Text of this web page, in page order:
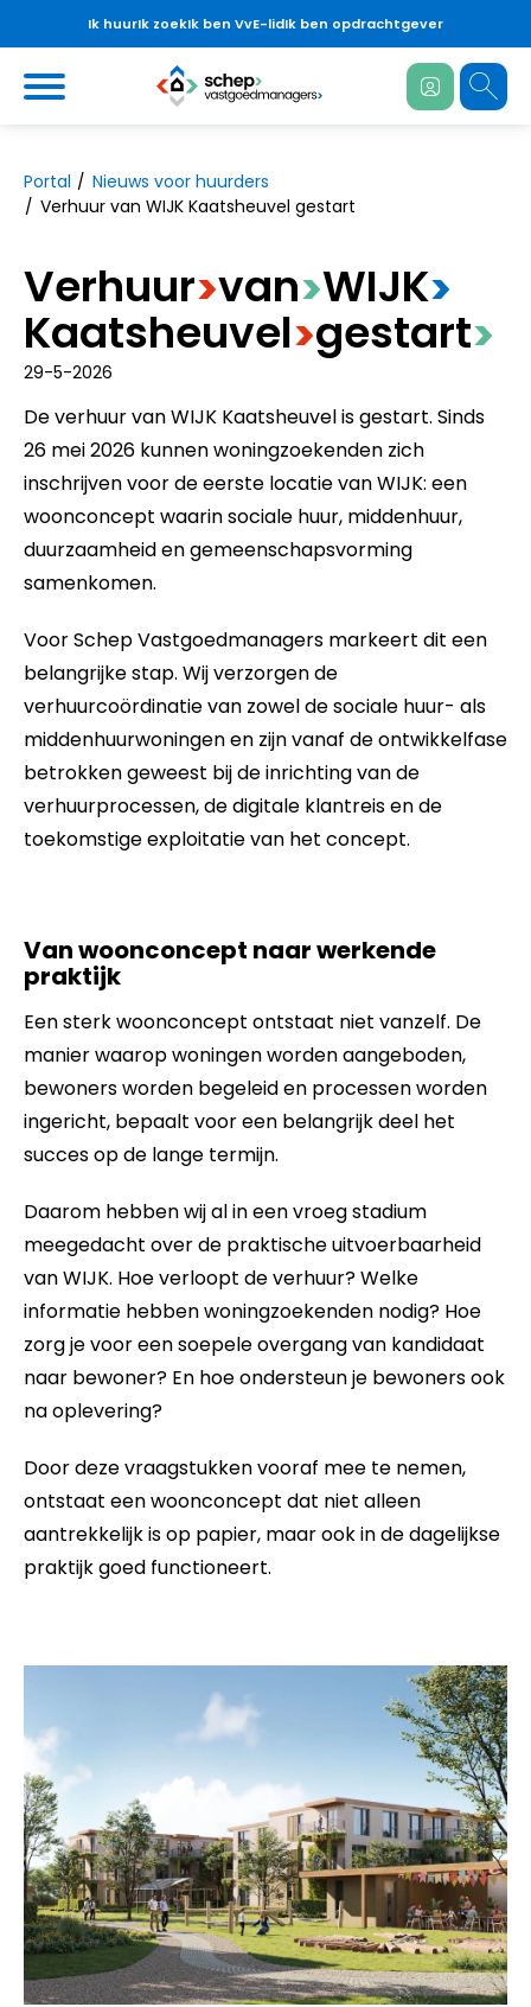
Naar hoofdinhoud
Naar hoofdnavigatiemenu
Naar zoeken
https://
Ga naar Hoofd
Ik huurIk zoekIk ben VvE-lidIk ben opdrachtgever
Portal
Nieuws voor huurders
Verhuur van WIJK Kaatsheuvel gestart
Verhuur>​van>​WIJK>
Kaatsheuvel>​gestart>
29-5-2026
De verhuur van WIJK Kaatsheuvel is gestart. Sinds
26 mei 2026 kunnen woningzoekenden zich
inschrijven voor de eerste locatie van WIJK: een
woonconcept waarin sociale huur, middenhuur,
duurzaamheid en gemeenschapsvorming
samenkomen.
Voor Schep Vastgoedmanagers markeert dit een
belangrijke stap. Wij verzorgen de
verhuurcoördinatie van zowel de sociale huur- als
middenhuurwoningen en zijn vanaf de ontwikkelfase
betrokken geweest bij de inrichting van de
verhuurprocessen, de digitale klantreis en de
toekomstige exploitatie van het concept.
Van woonconcept naar werkende
praktijk
Een sterk woonconcept ontstaat niet vanzelf. De
manier waarop woningen worden aangeboden,
bewoners worden begeleid en processen worden
ingericht, bepaalt voor een belangrijk deel het
succes op de lange termijn.
Daarom hebben wij al in een vroeg stadium
meegedacht over de praktische uitvoerbaarheid
van WIJK. Hoe verloopt de verhuur? Welke
informatie hebben woningzoekenden nodig? Hoe
zorg je voor een soepele overgang van kandidaat
naar bewoner? En hoe ondersteun je bewoners ook
na oplevering?
Door deze vraagstukken vooraf mee te nemen,
ontstaat een woonconcept dat niet alleen
aantrekkelijk is op papier, maar ook in de dagelijkse
praktijk goed functioneert.